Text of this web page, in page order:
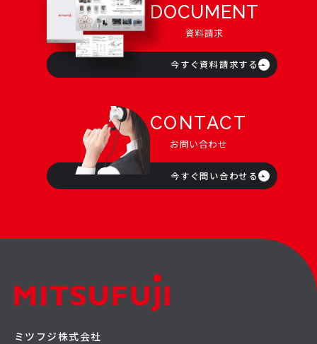
DOCUMENT
資料請求
今すぐ資料請求する
CONTACT
お問い合わせ
今すぐ問い合わせる
ミツフジ株式会社